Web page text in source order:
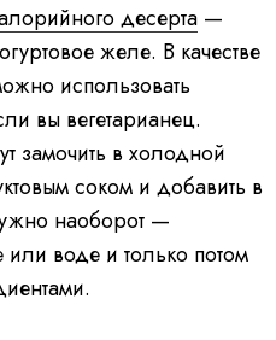
десерта —
желе. В качестве
использовать
вы вегетарианец.
замочить в холодной
соком и добавить в
наоборот —
или воде и только потом